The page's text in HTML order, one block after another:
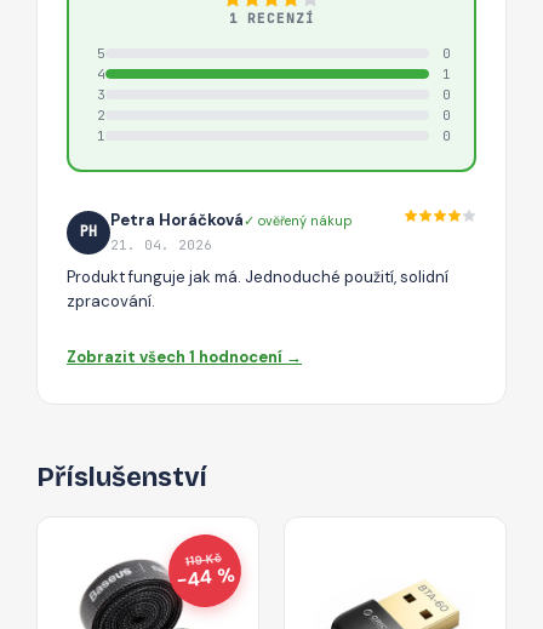
1 RECENZÍ
5
0
4
1
3
0
2
0
1
0
PH
Petra Horáčková✓ ověřený nákup
21. 04. 2026
Produkt funguje jak má. Jednoduché použití, solidní
zpracování.
Zobrazit všech 1 hodnocení →
Příslušenství
119 Kč
−44 %